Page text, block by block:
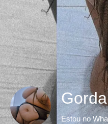
Estou no